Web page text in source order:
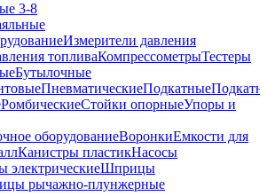
3-8
Измерители давления
топливаКомпрессометрыТестеры
Бутылочные
ПневматическиеПодкатные
РомбическиеСтойки опорныеУпоры и
оборудованиеВоронкиЕмкости для
Канистры пластикНасосы
электрическиеШприцы
рычажно-плунжерные